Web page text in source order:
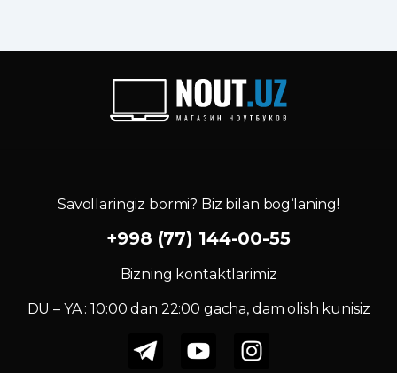
Savollaringiz bormi? Biz bilan bog‘laning!
+998 (77) 144-00-55
Bizning kontaktlarimiz
DU – YA : 10:00 dan 22:00 gacha, dam olish kunisiz